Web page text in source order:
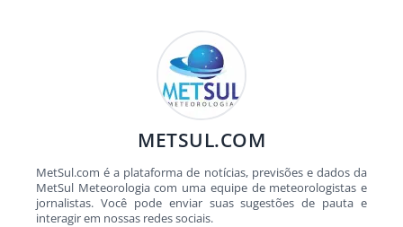
METSUL.COM
MetSul.com é a plataforma de notícias, previsões e dados da
MetSul Meteorologia com uma equipe de meteorologistas e
jornalistas. Você pode enviar suas sugestões de pauta e
interagir em nossas redes sociais.